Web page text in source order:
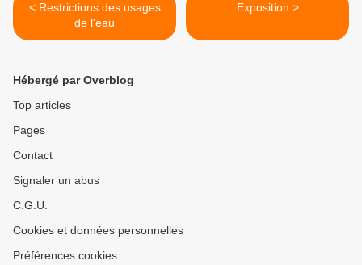
< Restrictions des usages
de l'eau
Exposition >
Hébergé par Overblog
Top articles
Pages
Contact
Signaler un abus
C.G.U.
Cookies et données personnelles
Préférences cookies